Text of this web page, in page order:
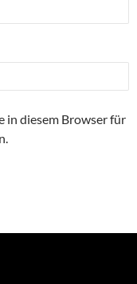
in diesem Browser für